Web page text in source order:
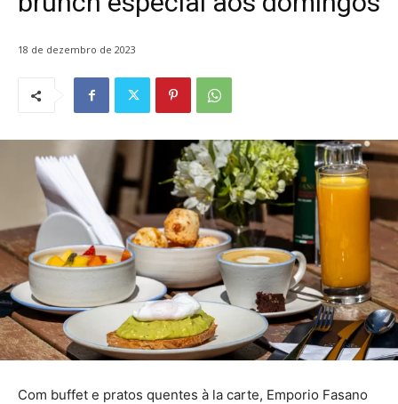
18 de dezembro de 2023
Com buffet e pratos quentes à la carte, Emporio Fasano